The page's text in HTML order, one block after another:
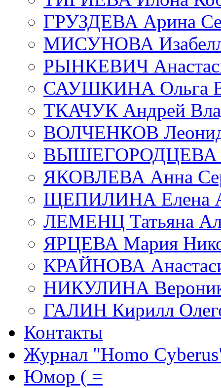
ГРУЗДЕВА Арина
МИСУНОВА
РЫНКЕВИЧ
САУШКИНА Ольга
ТКАЧУК Андрей
ВОЛЧЕНКОВ Леонид
ВЫШЕГОРОДЦЕВА
ЯКОВЛЕВА Анна
ЩЕПИЛИНА Елена
ЛЕМЕНЦ Татьяна
ЯРЦЕВА Мария
КРАЙНОВА
НИКУЛИНА
ГАЛИН Кирилл
Контакты
Журнал "Homo
Юмор ( =